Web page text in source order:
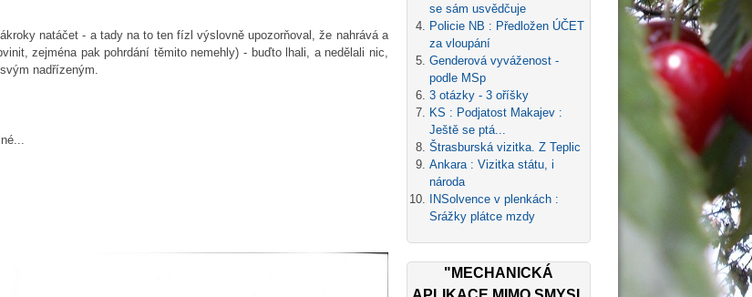
natáčet - a tady na to ten fízl výslovně upozorňoval, že nahrává a
zejména pak pohrdání těmito nemehly) - buďto lhali, a nedělali nic,
nadřízeným.
se sám usvědčuje
Policie NB : Předložen ÚČET
za vloupání
Genderová vyváženost -
podle MSp
3 otázky - 3 oříšky
KS : Podjatost Makajev :
Ještě se ptá...
Štrasburská vizitka. Z Teplic
Ankara : Vizitka státu, i
národa
INSolvence v plenkách :
Srážky plátce mzdy
"MECHANICKÁ